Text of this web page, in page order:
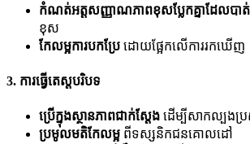
កំណត់អត្តសញ្ញាណភាពខុសប្លែកគ្នាដែលបា
ខុស
កែលម្អការបកប្រែ ដោយផ្អែកលើការរកឃើញ
3. ការធ្វើតេស្តបរិបទ
ប្រើក្នុងស្ថានភាពជាក់ស្តែង ដើម្បីសាកល្បងប្រ
ប្រមូលមតិកែលម្អ ពីទស្សនិកជនគោលដៅ